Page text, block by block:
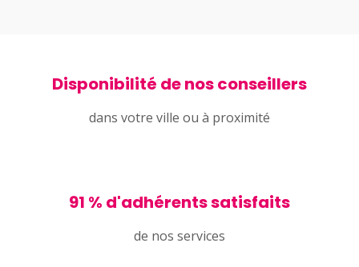
Disponibilité de nos conseillers
dans votre ville ou à proximité
91 % d'adhérents satisfaits
de nos services